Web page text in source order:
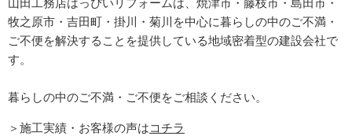
山田工務店はっぴいリフォームは、焼津市・藤枝市・島田市・
牧之原市・吉田町 ・掛川・菊川 を中心に暮らしの中のご不満・
ご不便を解決することを提供している地域密着型の建設会社で
す。
暮らしの中のご不満・ご不便をご相談ください。
＞施工実績・お客様の声はコチラ